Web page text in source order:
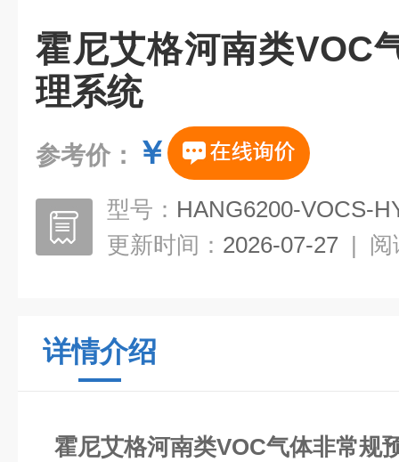
霍尼艾格河南类VOC
理系统
参考价： ￥
型号： HANG6200-VOCS-
更新时间： 2026-07-27 | 阅
详情介绍
霍尼艾格河南类VOC气体非常规